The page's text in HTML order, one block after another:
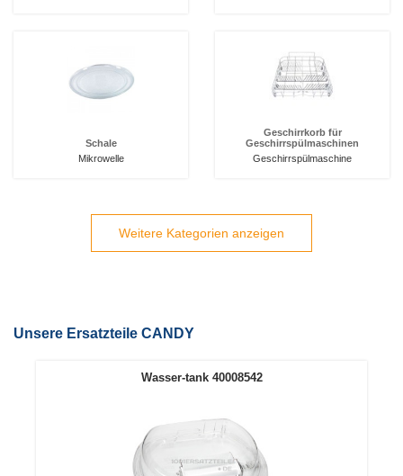
Schale
Mikrowelle
Geschirrkorb für
Geschirrspülmaschinen
Geschirrspülmaschine
Weitere Kategorien anzeigen
Unsere Ersatzteile CANDY
Wasser-tank 40008542